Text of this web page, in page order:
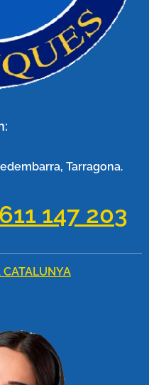
Tarragona.
611 147 203
CATALUNYA